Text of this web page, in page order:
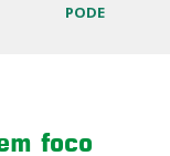
PODE
foco